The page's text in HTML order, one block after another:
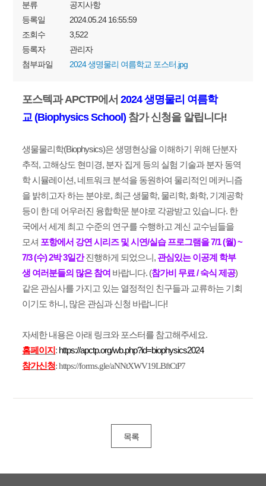
분류
공지사항
등록일
2024.05.24 16:55:59
조회수
3,522
등록자
관리자
첨부파일
2024 생명물리 여름학교 포스터.jpg
포스텍과APCTP에서 2024생명물리 여름학
교(Biophysics School) 참가 신청을 알립니다!
생물물리학(Biophysics)은 생명현상을 이해하기 위해 단분자
추적, 고해상도 현미경, 분자 집게 등의 실험 기술과 분자 동역
학 시뮬레이션, 네트워크 분석을 동원하여 물리적인 메커니즘
을 밝히고자 하는 분야로, 최근 생물학, 물리학, 화학, 기계공학
등이 한 데 어우러진 융합학문 분야로 각광받고 있습니다. 한
국에서 세계 최고 수준의 연구를 수행하고 계신 교수님들을
모셔 포항에서 강연 시리즈 및시연/실습 프로그램을7/1 (월) ~
7/3 (수) 2박3일간 진행하게 되었으니, 관심있는 이공계 학부
생 여러분들의 많은 참여 바랍니다. (참가비 무료/숙식 제공)
같은 관심사를 가지고 있는 열정적인 친구들과 교류하는 기회
이기도 하니, 많은 관심과 신청 바랍니다!
자세한 내용은 아래 링크와 포스터를 참고해주세요.
홈페이지: https://apctp.org/wb.php?id=biophysics2024
참가신청:https://forms.gle/aNNtXWV19LBftCtP7
목록